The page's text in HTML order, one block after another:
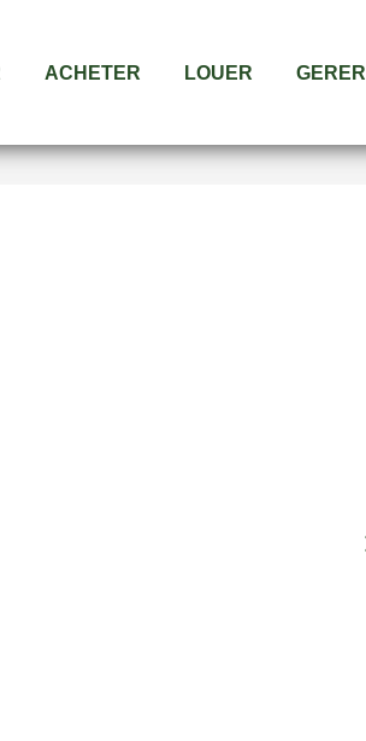
ACHETER LOUER GERER